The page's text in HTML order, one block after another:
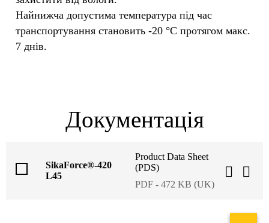
Найнижча допустима температура під час
транспортування становить -20 °C протягом макс.
7 днів.
Документація
SikaForce®-420
L45
Product Data Sheet
(PDS)
PDF - 472 KB (UK)